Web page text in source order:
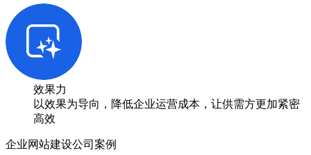
效果力
以效果为导向，降低企业运营成本，让供需方更加紧密
高效
企业网站建设公司案例